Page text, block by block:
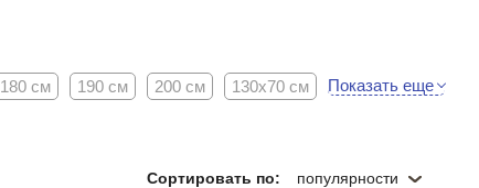
180 см 190 см 200 см 130х70 см Показать еще
Сортировать по: популярности